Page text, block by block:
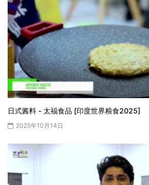
日式酱料 - 太福食品 [印度世界粮食2025]
2025年10月14日